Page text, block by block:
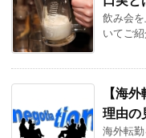
飲み会
いてご
【海
理由の
海外転